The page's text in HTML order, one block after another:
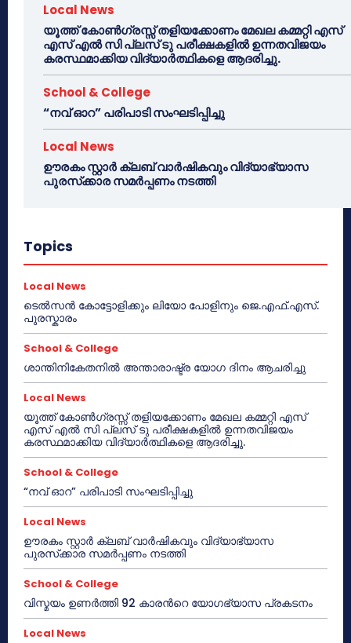
Local News
യൂത്ത് കോൺഗ്രസ്സ് തളിയക്കോണം മേഖല കമ്മറ്റി എസ്
എസ് എൽ സി പ്ലസ് ടു പരീക്ഷകളിൽ ഉന്നതവിജയം
കരസ്ഥമാക്കിയ വിദ്യാർത്ഥികളെ ആദരിച്ചു.
School & College
“നവ് ഓറ” പരിപാടി സംഘടിപ്പിച്ചു
Local News
ഊരകം സ്റ്റാർ ക്ലബ് വാർഷികവും വിദ്യാഭ്യാസ
പുരസ്‌ക്കാര സമർപ്പണം നടത്തി
Topics
Local News
ടെൽസൻ കോട്ടോളിക്കും ലിയോ പോളിനും ജെ.എഫ്.എസ്.
പുരസ്കാരം
School & College
ശാന്തിനികേതനിൽ അന്താരാഷ്ട്ര യോഗ ദിനം ആചരിച്ചു
Local News
യൂത്ത് കോൺഗ്രസ്സ് തളിയക്കോണം മേഖല കമ്മറ്റി എസ്
എസ് എൽ സി പ്ലസ് ടു പരീക്ഷകളിൽ ഉന്നതവിജയം
കരസ്ഥമാക്കിയ വിദ്യാർത്ഥികളെ ആദരിച്ചു.
School & College
“നവ് ഓറ” പരിപാടി സംഘടിപ്പിച്ചു
Local News
ഊരകം സ്റ്റാർ ക്ലബ് വാർഷികവും വിദ്യാഭ്യാസ
പുരസ്‌ക്കാര സമർപ്പണം നടത്തി
School & College
വിസ്മയം ഉണർത്തി 92 കാരൻറെ യോഗഭ്യാസ പ്രകടനം
Local News